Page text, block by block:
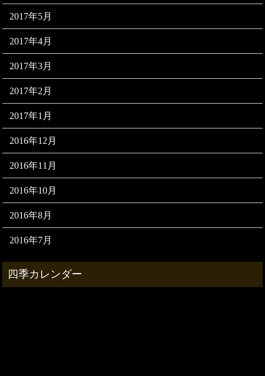
2017年5月
2017年4月
2017年3月
2017年2月
2017年1月
2016年12月
2016年11月
2016年10月
2016年8月
2016年7月